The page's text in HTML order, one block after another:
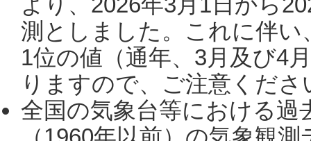
測としました。これに伴い
1位の値（通年、3月及び4
りますので、ご注意くだ
全国の気象台等における過